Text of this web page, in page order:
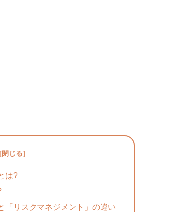
は?
「リスクマネジメント」の違い